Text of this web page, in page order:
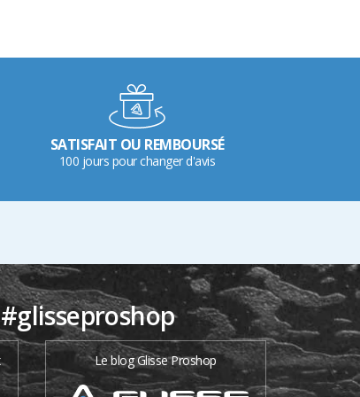
SATISFAIT OU REMBOURSÉ
100 jours pour changer d'avis
Le blog Glisse Proshop